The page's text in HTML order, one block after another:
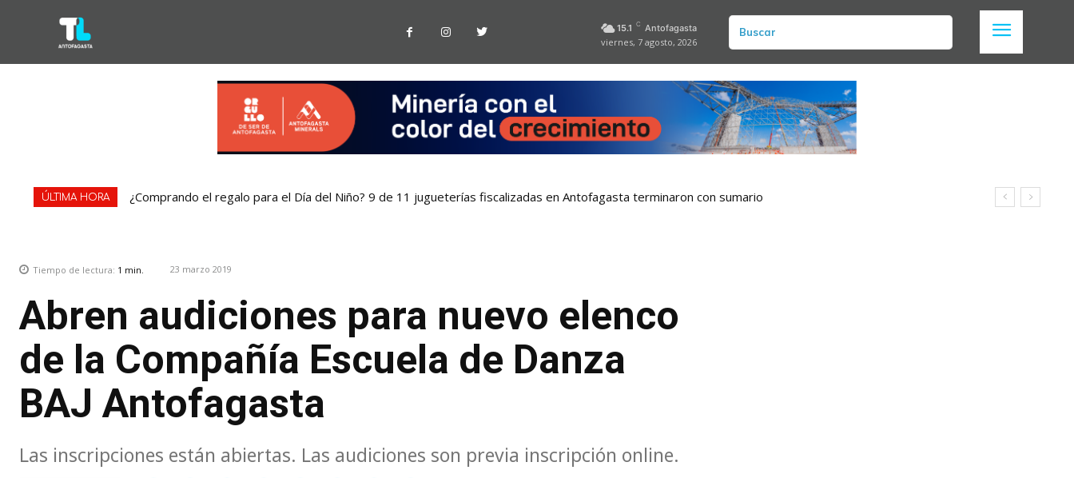
15.1 C Antofagasta
viernes, 7 agosto, 2026
Buscar
ÚLTIMA HORA ¿Comprando el regalo para el Día del Niño? 9 de 11 jugueterías fiscalizadas en Antofagasta terminaron con sumario
Tiempo de lectura: 1 min. 23 marzo 2019
Abren audiciones para nuevo elenco
de la Compañía Escuela de Danza
BAJ Antofagasta
Las inscripciones están abiertas. Las audiciones son previa inscripción online.